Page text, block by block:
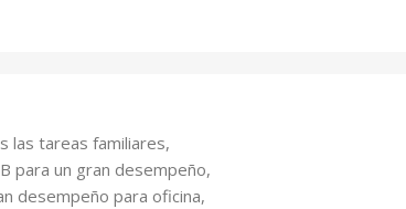
las tareas familiares,
para un gran desempeño,
desempeño para oficina,